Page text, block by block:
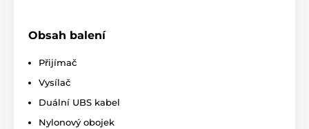
Patpet T720 je dodáván
nesmí dojít k jeho ponoření!
nejzákladnější ochranu proti vodě
Obsah balení
Přijímač
Vysílač
Duální UBS kabel
Nylonový obojek